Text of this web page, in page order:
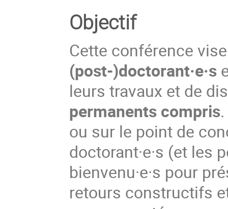
Objectif
Cette conférence
(post-)doctorant·e·s
leurs travaux et de
permanents compris
ou sur le point de
doctorant·e·s (et les
bienvenu·e·s pour
retours constructifs